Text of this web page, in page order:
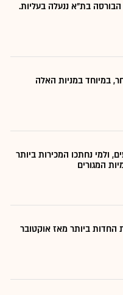
בת"א ננעלה בעליות.
במיוחד במניות האלה
ולמי נחתכו המכירות ביותר
החדות ביותר מאז אוקטובר